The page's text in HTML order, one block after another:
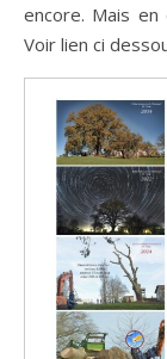
encore. Mais en
Voir lien ci
petit-
Lecteur
audio